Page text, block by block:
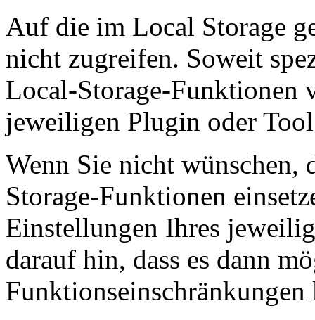
Auf die im Local Storage
nicht zugreifen. Soweit
Local-Storage-Funktionen
jeweiligen Plugin oder
Wenn Sie nicht wünschen,
Storage-Funktionen
Einstellungen Ihres
darauf hin, dass es dann